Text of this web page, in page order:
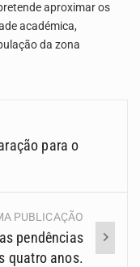
aproximar os
académica,
da zona
para o
PUBLICAÇÃO
pendências
quatro anos.